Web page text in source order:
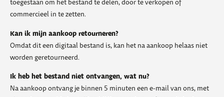
toegestaan om het bestand te delen, door te verkopen of
commercieel in te zetten.
Kan ik mijn aankoop retourneren?
Omdat dit een digitaal bestand is, kan het na aankoop helaas niet
worden geretourneerd.
Ik heb het bestand niet ontvangen, wat nu?
Na aankoop ontvang je binnen 5 minuten een e-mail van ons, met